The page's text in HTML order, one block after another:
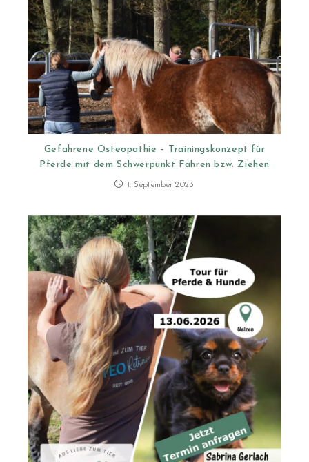
Gefahrene Osteopathie – Trainingskonzept für
Pferde mit dem Schwerpunkt Fahren bzw. Ziehen
1. September 2023